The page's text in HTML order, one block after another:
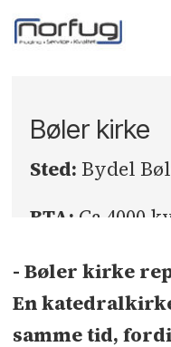
Bøler kirke
Sted: Bydel
BTA: Ca 4000
Prosjekttype:
Byggherre:
- Bøler kirke
En
samme tid,